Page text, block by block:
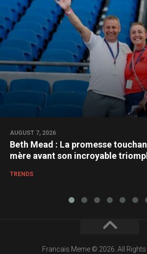
AUGUST 7, 2026
Beth Mead : La promesse
mère avant son incroyable
TRENDS
Francais Meme © 2026. All Rights